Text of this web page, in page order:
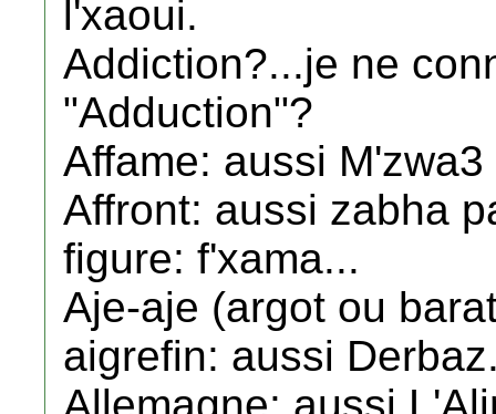
l'xaoui.
Addiction?...je ne
"Adduction"?
Affame: aussi
Affront: aussi zabha
figure: f'xama...
Aje-aje (argot ou
aigrefin: aussi